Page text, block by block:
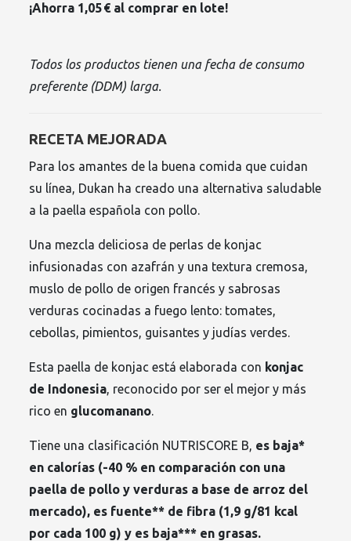
¡Ahorra 1,05 € al comprar en lote!
Todos los productos tienen una fecha de consumo
preferente (DDM) larga.
RECETA MEJORADA
Para los amantes de la buena comida que cuidan
su línea, Dukan ha creado una alternativa saludable
a la paella española con pollo.
Una mezcla deliciosa de perlas de konjac
infusionadas con azafrán y una textura cremosa,
muslo de pollo de origen francés y sabrosas
verduras cocinadas a fuego lento: tomates,
cebollas, pimientos, guisantes y judías verdes.
Esta paella de konjac está elaborada con konjac
de Indonesia, reconocido por ser el mejor y más
rico en glucomanano.
Tiene una clasificación NUTRISCORE B, es baja*
en calorías (-40 % en comparación con una
paella de pollo y verduras a base de arroz del
mercado), es fuente** de fibra (1,9 g/81 kcal
por cada 100 g) y es baja*** en grasas.